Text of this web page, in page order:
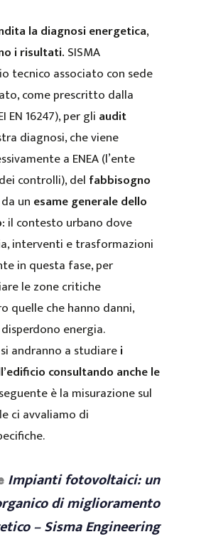
la diagnosi energetica,
i risultati. SISMA
tecnico associato con sede
come prescritto dalla
EN 16247), per gli audit
diagnosi, che viene
a ENEA (l’ente
controlli), del fabbisogno
un esame generale dello
il contesto urbano dove
interventi e trasformazioni
in questa fase, per
le zone critiche
quelle che hanno danni,
energia.
andranno a studiarei
consultando anche le
è la misurazione sul
ci avvaliamo di
Impianti fotovoltaici: un
di miglioramento
– Sisma Engineering